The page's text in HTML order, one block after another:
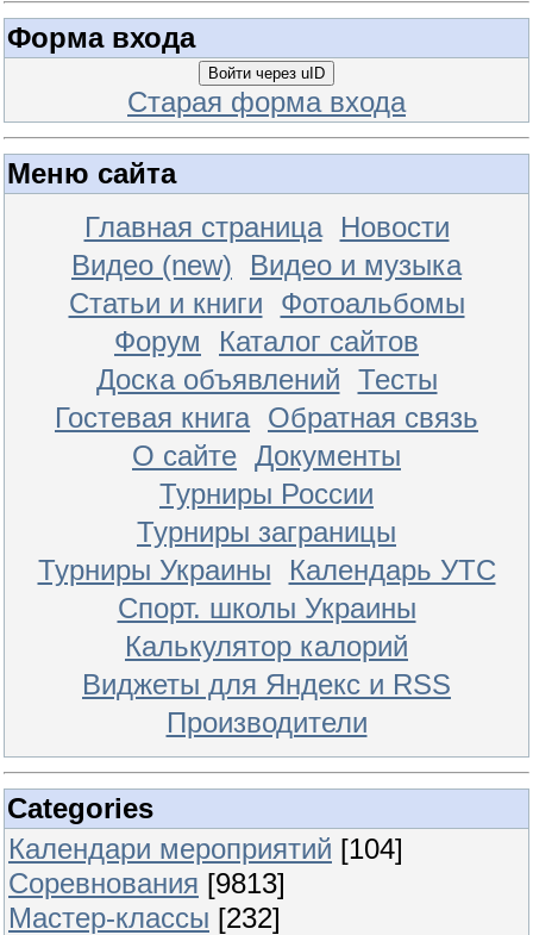
Форма входа
Войти через uID
Старая форма входа
Меню сайта
Главная страница
Новости
Видео (new)
Видео и музыка
Статьи и книги
Фотоальбомы
Форум
Каталог сайтов
Доска объявлений Тесты
Гостевая книга Обратная связь
О сайте Документы
Турниры России
Турниры заграницы
Турниры Украины
Календарь УТС
Спорт. школы Украины
Калькулятор калорий
Виджеты для Яндекс и RSS
Производители
Categories
Календари мероприятий [104]
Соревнования [9813]
Мастер-классы [232]